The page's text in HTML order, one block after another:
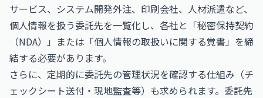
サービス、システム開発外注、印刷会社、人材派遣など、
個人情報を扱う委託先を一覧化し、各社と「秘密保持契約
（NDA）」または「個人情報の取扱いに関する覚書」を締
結する必要があります。
さらに、定期的に委託先の管理状況を確認する仕組み（チ
ェックシート送付・現地監査等）も求められます。委託先